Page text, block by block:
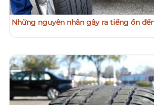
Những nguyên nhân gây ra tiếng ồn